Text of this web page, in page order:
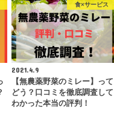
食×サービス
2021.4.9
【無農薬野菜のミレー】って
どう？口コミを徹底調査して
わかった本当の評判！